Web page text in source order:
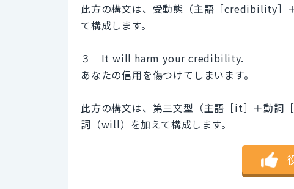
此方の構文は、受動態（主語［credibility］
て構成します。
３ It will harm your credibility.
あなたの信用を傷つけてしまいます。
此方の構文は、第三文型（主語［it］＋動
詞（will）を加えて構成します。